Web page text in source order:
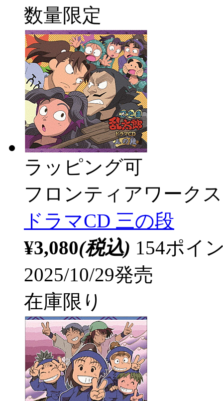
数量限定
ラッピング可
フロンティアワークス
ドラマCD 三の段
¥3,080(税込) 154ポイ
2025/10/29発売
在庫限り